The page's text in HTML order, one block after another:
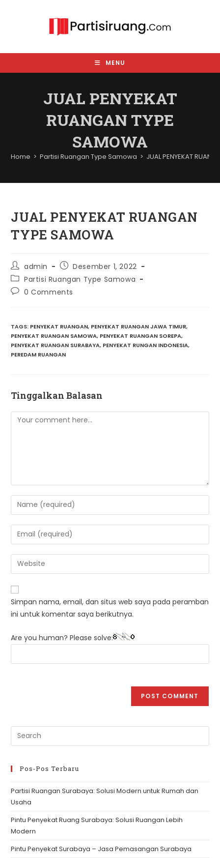
MENU
JUAL PENYEKAT
RUANGAN TYPE
SAMOWA
Home > Partisi Ruangan Type Samowa > JUAL PENYEKAT
JUAL PENYEKAT RUANGAN
TYPE SAMOWA
Post
author:
admin
PostDesember 1, 2022
Post
category:
Partisi Ruangan Type Samowa
Post0 Comments
TAGS: PENYEKAT RUANGAN, PENYEKAT RUANGAN JAWA TIMUR,
PENYEKAT RUANGAN SAMOWA, PENYEKAT RUANGAN SOREPA,
PENYEKAT RUANGAN SURABAYA, PENYEKAT RUNGAN INDONESIA,
PEREDAM RUANGAN
Tinggalkan Balasan
Comment
Enter
your
name
or
to
comment
Enter
your
email
address
comment
Enter
your
website
URL
(optional)
Simpan nama, email, dan situs web saya pada peramban
ini untuk komentar saya berikutnya.
Are you human? Please solve:
Pos-Pos Terbaru
Partisi Ruangan Surabaya: Solusi Modern untuk Rumah dan
Usaha
Pintu Penyekat Ruang Surabaya: Solusi Ruangan Lebih
Modern
Pintu Penyekat Surabaya – Jasa Pemasangan Surabaya